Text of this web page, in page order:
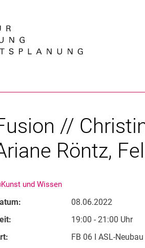
//
Röntz,
und Wissen
08.06.2022
19:00 - 21:00 Uhr
FB 06 I ASL-